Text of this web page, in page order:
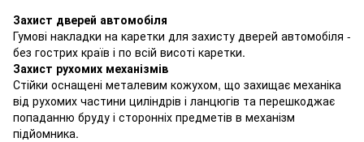
Захист дверей автомобіля
Гумові накладки на каретки для захисту дверей автомобіля -
без гострих країв і по всій висоті каретки.
Захист рухомих механізмів
Стійки оснащені металевим кожухом, що захищає механіка
від рухомих частини циліндрів і ланцюгів та перешкоджає
попаданню бруду і сторонніх предметів в механізм
підйомника.